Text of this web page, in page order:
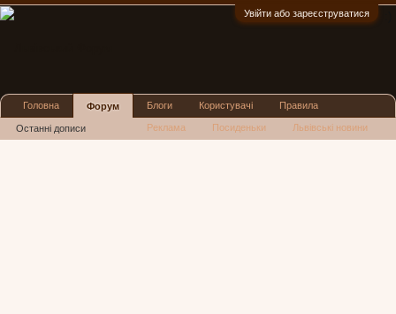
Увійти або зареєструватися
Головна Форум
Останні дописи
Блоги Користувачі Правила
Реклама Посиденьки Львівські новини